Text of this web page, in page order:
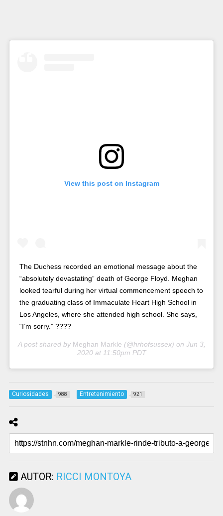
View this post on Instagram
The Duchess recorded an emotional message about the
“absolutely devastating” death of George Floyd. Meghan
looked tearful during her virtual commencement speech to
the graduating class of Immaculate Heart High School in
Los Angeles, where she attended high school. She says,
“I’m sorry.” ????
A post shared by Meghan Markle (@hrhofsussex) on Jun 3,
2020 at 11:50pm PDT
Curiosidades 988 Entretenimiento 921
AUTOR: RICCI MONTOYA